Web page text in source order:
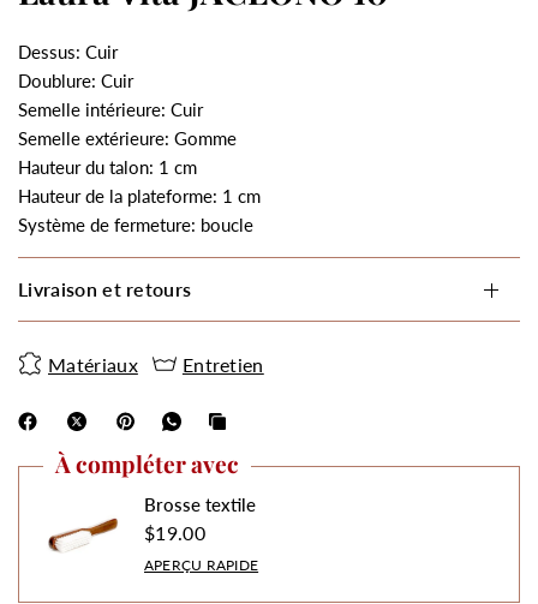
Dessus: Cuir
Doublure: Cuir
Semelle intérieure: Cuir
Semelle extérieure: Gomme
Hauteur du talon: 1 cm
Hauteur de la plateforme: 1 cm
Système de fermeture: boucle
Livraison et retours
Matériaux Entretien
À compléter avec
Brosse textile
$19.00
APERÇU RAPIDE